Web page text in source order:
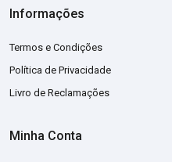
Informações
Termos e Condições
Política de Privacidade
Livro de Reclamações
Minha Conta